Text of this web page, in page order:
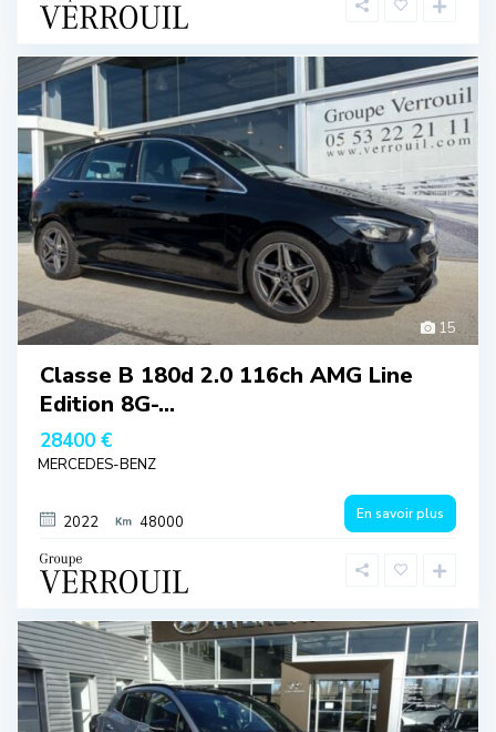
15
Classe B 180d 2.0 116ch AMG Line
Edition 8G-...
28400 €
MERCEDES-BENZ
2022 48000 En savoir plus